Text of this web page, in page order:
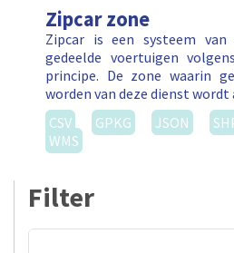
Zipcar zone
Zipcar is een systeem
gedeelde voertuigen
principe. De zone waarin
worden van deze dienst wordt
CSV
GPKG JSON
WMS
Filter